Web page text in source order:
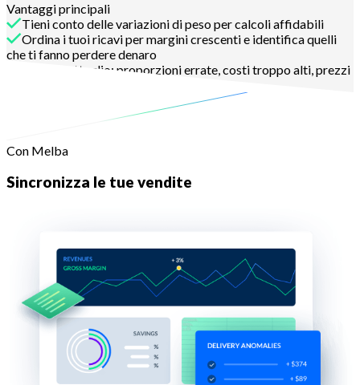
Vantaggi principali
Tieni conto delle variazioni di peso per calcoli affidabili
Ordina i tuoi ricavi per margini crescenti e identifica quelli
che ti fanno perdere denaro
Vai nel dettaglio: proporzioni errate, costi troppo alti, prezzi
Con Melba
Sincronizza le tue vendite